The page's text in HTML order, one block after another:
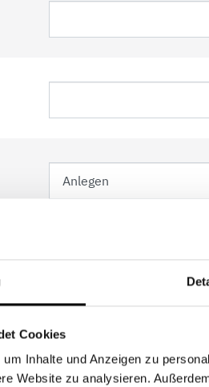
Cookies
Inhalte und Anzeigen zu
Website zu analysieren.